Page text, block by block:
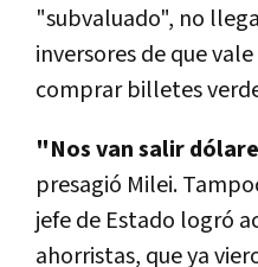
"subvaluado", no
inversores de que
comprar billetes
"Nos van salir
presagió Milei.
jefe de Estado logró
ahorristas, que ya